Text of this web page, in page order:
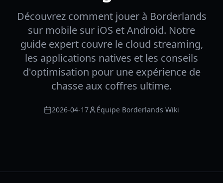
Découvrez comment jouer à Borderlands
sur mobile sur iOS et Android. Notre
guide expert couvre le cloud streaming,
les applications natives et les conseils
d'optimisation pour une expérience de
chasse aux coffres ultime.
2026-04-17 Équipe Borderlands Wiki